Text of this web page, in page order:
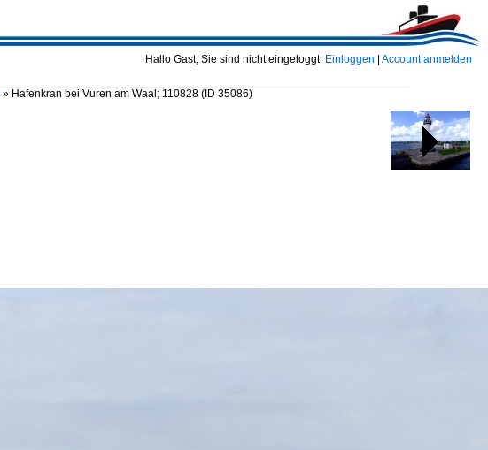
Hallo Gast, Sie sind nicht eingeloggt. Einloggen Account anmelden
» Hafenkran bei Vuren am Waal; 110828 (ID 35086)